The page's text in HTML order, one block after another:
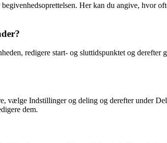
Her kan du angive, hvor
redigere start- og sluttidspunktet og
Indstillinger og deling og derefter under
dem.